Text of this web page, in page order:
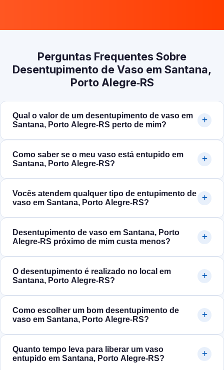
Perguntas Frequentes Sobre
Desentupimento de Vaso em Santana,
Porto Alegre‑RS
Qual o valor de um desentupimento de vaso em
Santana, Porto Alegre‑RS perto de mim?
Como saber se o meu vaso está entupido em
Santana, Porto Alegre‑RS?
Vocês atendem qualquer tipo de entupimento de
vaso em Santana, Porto Alegre‑RS?
Desentupimento de vaso em Santana, Porto
Alegre‑RS próximo de mim custa menos?
O desentupimento é realizado no local em
Santana, Porto Alegre‑RS?
Como escolher um bom desentupimento de
vaso em Santana, Porto Alegre‑RS?
Quanto tempo leva para liberar um vaso
entupido em Santana, Porto Alegre‑RS?